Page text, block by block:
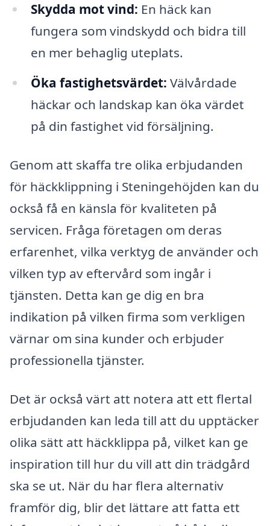
Skydda mot vind: En häck kan
fungera som vindskydd och bidra till
en mer behaglig uteplats.
Öka fastighetsvärdet: Välvårdade
häckar och landskap kan öka värdet
på din fastighet vid försäljning.
Genom att skaffa tre olika erbjudanden
för häckklippning i Steningehöjden kan du
också få en känsla för kvaliteten på
servicen. Fråga företagen om deras
erfarenhet, vilka verktyg de använder och
vilken typ av eftervård som ingår i
tjänsten. Detta kan ge dig en bra
indikation på vilken firma som verkligen
värnar om sina kunder och erbjuder
professionella tjänster.
Det är också värt att notera att ett flertal
erbjudanden kan leda till att du upptäcker
olika sätt att häckklippa på, vilket kan ge
inspiration till hur du vill att din trädgård
ska se ut. När du har flera alternativ
framför dig, blir det lättare att fatta ett